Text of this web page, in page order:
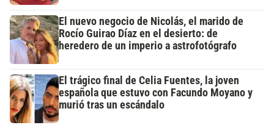
El nuevo negocio de Nicolás, el marido de
Rocío Guirao Díaz en el desierto: de
heredero de un imperio a astrofotógrafo
El trágico final de Celia Fuentes, la joven
española que estuvo con Facundo Moyano y
murió tras un escándalo